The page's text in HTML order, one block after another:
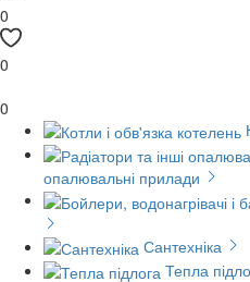
0
0
0
опалювальні прилади
Сантехніка
Тепла